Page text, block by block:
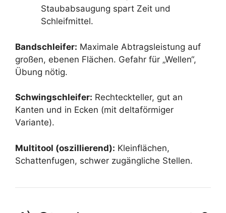
Staubabsaugung spart Zeit und
Schleifmittel.
Bandschleifer: Maximale Abtragsleistung auf
großen, ebenen Flächen. Gefahr für „Wellen“,
Übung nötig.
Schwingschleifer: Rechteckteller, gut an
Kanten und in Ecken (mit deltaförmiger
Variante).
Multitool (oszillierend): Kleinflächen,
Schattenfugen, schwer zugängliche Stellen.